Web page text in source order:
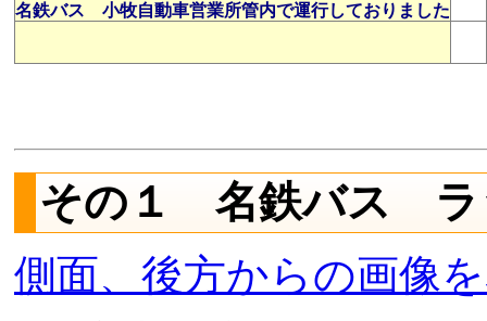
名鉄バス 小牧自動車営業所管内で運行しておりました
その１ 名鉄バス ラ
側面、後方からの画像